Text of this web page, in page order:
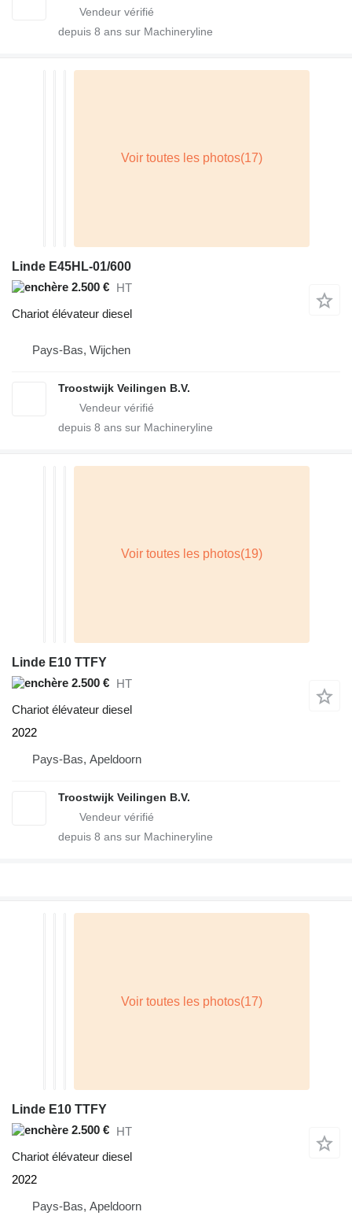
depuis 8 ans sur Machineryline
Linde E45HL-01/600
2.500 € HT
Chariot élévateur diesel
Pays-Bas, Wijchen
Troostwijk Veilingen B.V.
depuis 8 ans sur Machineryline
Linde E10 TTFY
2.500 €
HT
Chariot élévateur diesel
2022
Pays-Bas, Apeldoorn
Troostwijk Veilingen B.V.
depuis 8 ans sur Machineryline
Linde E10 TTFY
2.500 € HT
Chariot élévateur diesel
2022
Pays-Bas, Apeldoorn